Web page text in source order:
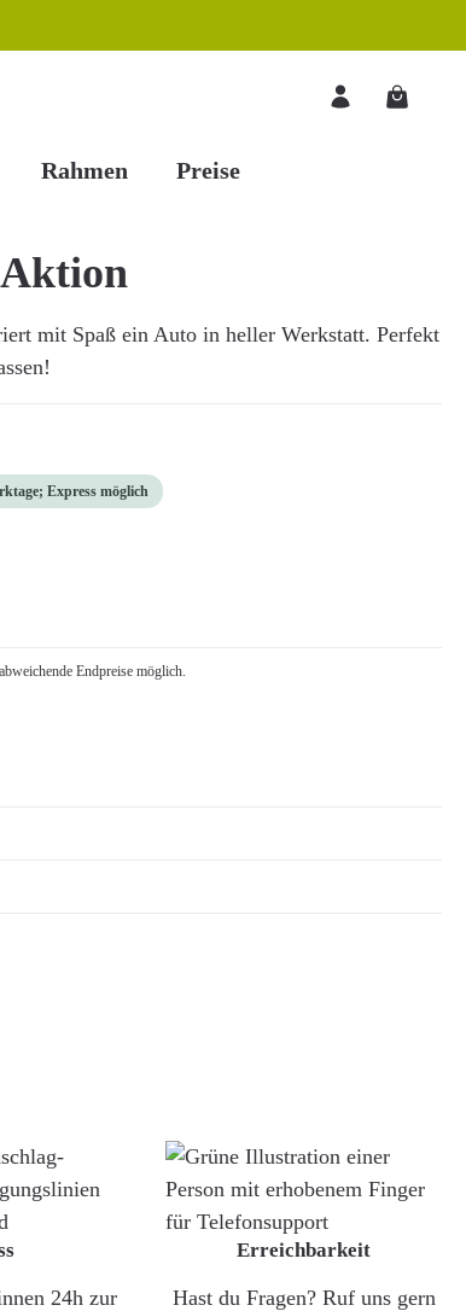
Rahmen Preise
mit Spaß ein Auto in heller Werkstatt. Perfekt
Express möglich
Endpreise möglich.
24h zur
Erreichbarkeit
Hast du Fragen? Ruf uns gern